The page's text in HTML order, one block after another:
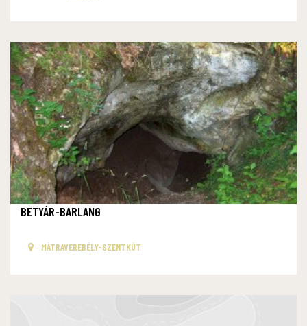
BETYÁR-BARLANG
MÁTRAVEREBÉLY-SZENTKÚT